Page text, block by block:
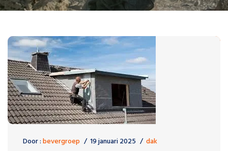
Door :bevergroep 19 januari 2025 dak